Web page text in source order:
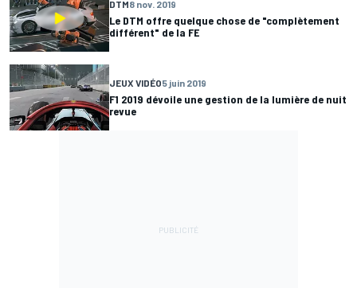
DTM8 nov. 2019
Le DTM offre quelque chose de "complètement
différent" de la FE
JEUX VIDÉO5 juin 2019
F1 2019 dévoile une gestion de la lumière de nuit
revue